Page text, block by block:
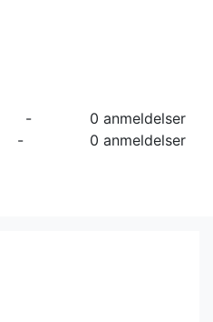
-
0 anmeldelser
- 0 anmeldelser